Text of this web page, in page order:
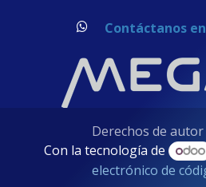
Contáctanos
Derechos de autor
Con la tecnología de
electrónico de